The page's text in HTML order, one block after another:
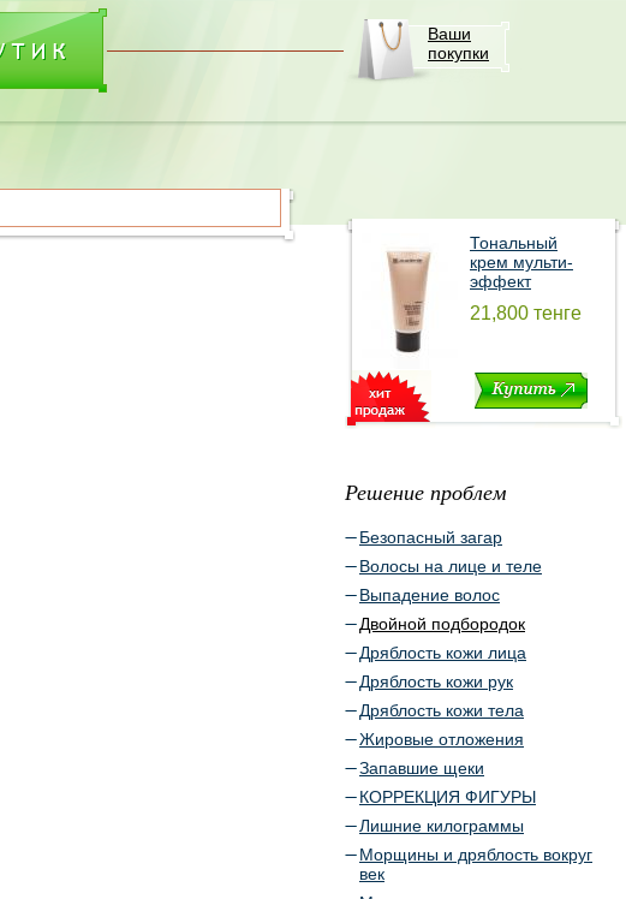
Ваши
покупки
Тональный
крем мульти-
эффект
21,800 тенге
Решение проблем
Безопасный загар
Волосы на лице и теле
Выпадение волос
Двойной подбородок
Дряблость кожи лица
Дряблость кожи рук
Дряблость кожи тела
Жировые отложения
Запавшие щеки
КОРРЕКЦИЯ ФИГУРЫ
Лишние килограммы
Морщины и дряблость вокруг
век